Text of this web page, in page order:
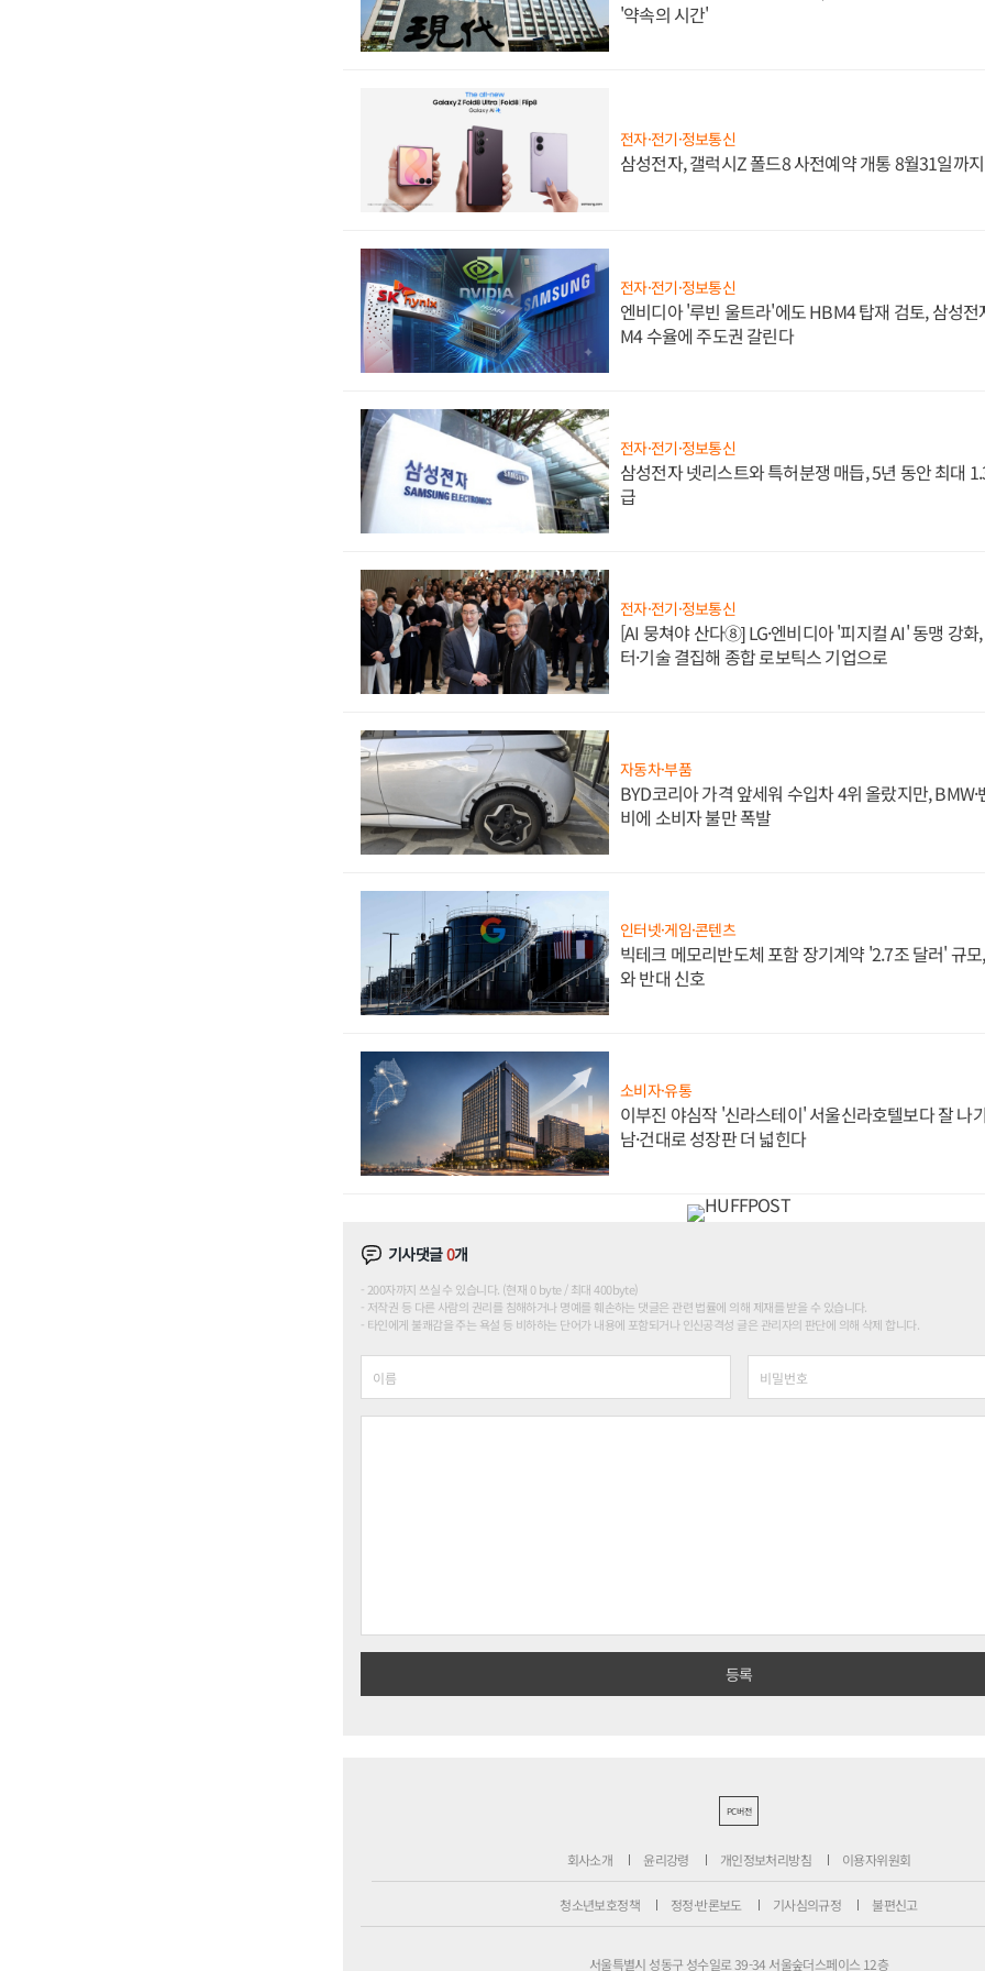
'약속의 시간'
전자·전기·정보통신
삼성전자, 갤럭시Z 폴드8 사전예약 개통 8월31일까
전자·전기·정보통신
엔비디아 '루빈 울트라'에도 HBM4 탑재 검토, 삼성전
M4 수율에 주도권 갈린다
전자·전기·정보통신
삼성전자 넷리스트와 특허분쟁 매듭, 5년 동안 최대
급
전자·전기·정보통신
[AI 뭉쳐야 산다⑧] LG·엔비디아 '피지컬 AI' 동맹 강화,
터·기술 결집해 종합 로보틱스 기업으로
자동차·부품
BYD코리아 가격 앞세워 수입차 4위 올랐지만,
비에 소비자 불만 폭발
인터넷·게임·콘텐츠
빅테크 메모리반도체 포함 장기계약 '2.7조 달러' 규
와 반대 신호
소비자·유통
이부진 야심작 '신라스테이' 서울신라호텔보다 잘 나
남·건대로 성장판 더 넓힌다
기사댓글0개
200자까지 쓰실 수 있습니다. (현재 0 byte / 최대 400byte)
저작권 등 다른 사람의 권리를 침해하거나 명예를 훼손하는 댓글은 관련 법률에 의해 제재를 받을 수 있습니다.
타인에게 불쾌감을 주는 욕설 등 비하하는 단어가 내용에 포함되거나 인신공격성 글은 관리자의 판단에 의해 삭제 합니다.
PC버전
회사소개 윤리강령 개인정보처리방침 이용자위원회
청소년보호정책 정정·반론보도 기사심의규정 불편신고
서울특별시 성동구 성수일로 39-34 서울숲더스페이스 12층